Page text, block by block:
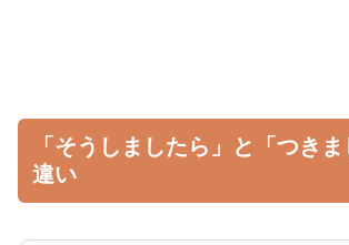
「そうしましたら」と「つき
違い